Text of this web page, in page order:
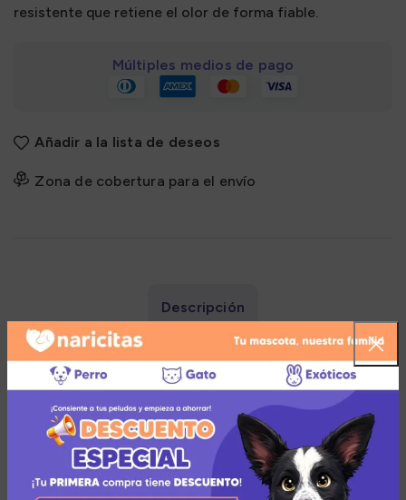
resistente que retiene el olor de forma fiable.
Múltiples medios de pago
Añadir a la lista de deseos
Zona de cobertura para el envío
Descripción
Beneficios:
Buena absorción de agua: absorbe el agua
rápidamente y se aglomera rápidamente, capaz de
absorber la orina y secar los desechos para un
mejor control del olor.